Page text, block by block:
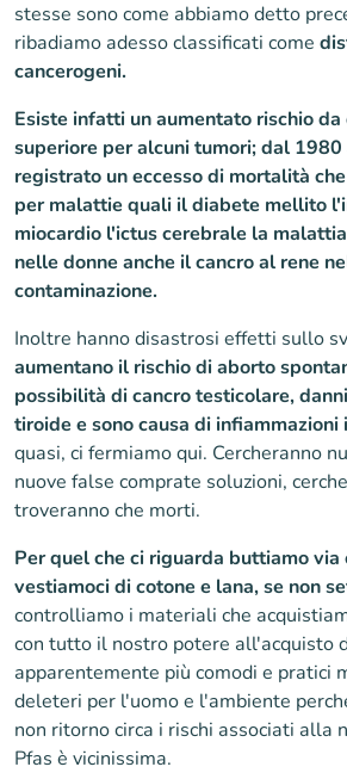
stesse sono come abbiamo detto
ribadiamo adesso classificati come
cancerogeni.
Esiste infatti un aumentato rischio
superiore per alcuni tumori; dal
registrato un eccesso di mortalità
per malattie quali il diabete mellito
miocardio l'ictus cerebrale la
nelle donne anche il cancro al rene
contaminazione.
Inoltre hanno disastrosi effetti sullo
aumentano il rischio di aborto
possibilità di cancro testicolare,
tiroide e sono causa di
quasi, ci fermiamo qui. Cercheranno
nuove false comprate soluzioni,
troveranno che morti.
Per quel che ci riguarda buttiamo
vestiamoci di cotone e lana, se non
controlliamo i materiali che
con tutto il nostro potere all'acquisto
apparentemente più comodi e pratici
deleteri per l'uomo e l'ambiente
non ritorno circa i rischi associati alla
Pfas è vicinissima.